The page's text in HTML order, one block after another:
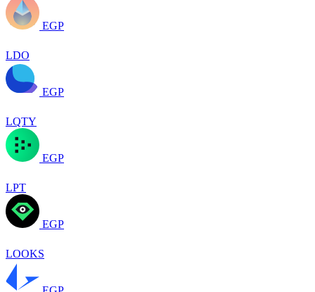
EGP
LDO
EGP
LQTY
EGP
LPT
EGP
LOOKS